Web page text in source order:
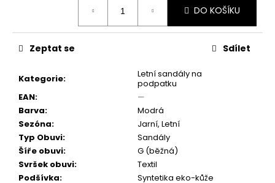
DO KOŠÍKU
Kategorie:
Letní sandály na
podpatku
EAN:
—
Barva:
Modrá
Sezóna:
Jarní, Letní
Typ Obuvi:
Sandály
Šíře obuvi:
G (běžná)
Svršek obuvi:
Textil
Podšívka:
Syntetika eko-kůže
Zeptat se Sdílet
28249-
018
770
Původně:
399
Kč